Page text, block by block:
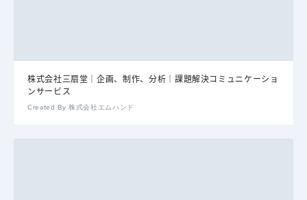
株式会社三扇堂｜企画、制作、分析｜課題解決コミュニケーショ
ンサービス
Created By 株式会社エムハンド